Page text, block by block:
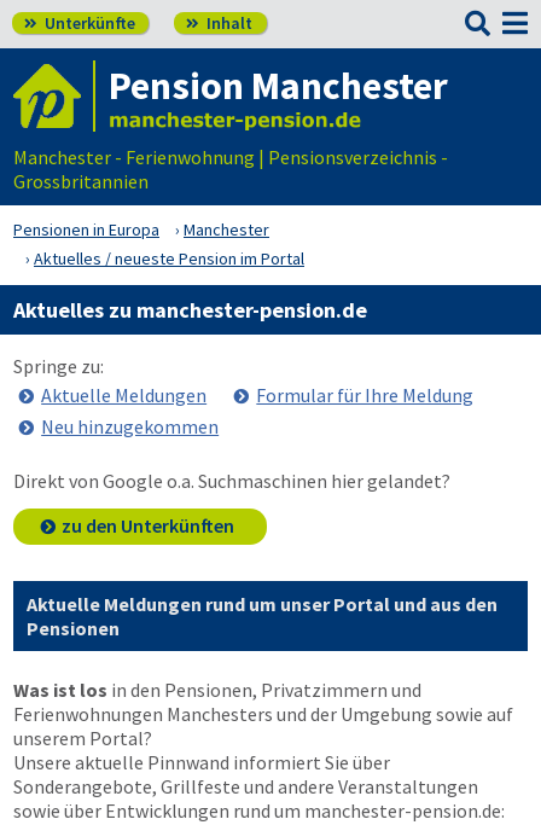
 Unterkünfte  Inhalt 
Pension Manchester
Manchester - Ferienwohnung | Pensionsverzeichnis -
Grossbritannien
Pensionen in Europa
Manchester
Aktuelles / neueste Pension im Portal
Aktuelles zu manchester-pension.de
Springe zu:
Aktuelle Meldungen
Formular für Ihre Meldung
Neu hinzugekommen
Direkt von Google o.a. Suchmaschinen hier gelandet?
zu den Unterkünften
Aktuelle Meldungen rund um unser Portal und aus den
Pensionen
Was ist los in den Pensionen, Privatzimmern und
Ferienwohnungen Manchesters und der Umgebung sowie auf
unserem Portal?
Unsere aktuelle Pinnwand informiert Sie über
Sonderangebote, Grillfeste und andere Veranstaltungen
sowie über Entwicklungen rund um manchester-pension.de: